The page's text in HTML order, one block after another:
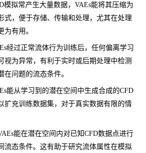
模拟常产生大量数据，VAEs能将其压缩为
式，便于存储、传输和处理，尤其在处理
为有用。
经过正常流体行为训练后，任何偏离学习
视为异常，有利于实时或后期处理中检测
在问题的流态条件。
能从学习到的潜在空间中生成合成的CFD
扩充训练数据集，对于真实数据有限的情
能在潜在空间内对已知CFD数据点进行
流态条件。这有助于研究流体属性在模拟